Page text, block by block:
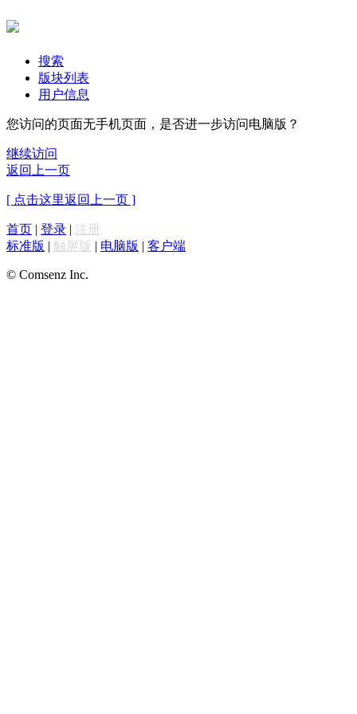
搜索
版块列表
用户信息
您访问的页面无手机页面，是否进一步访问电脑版？
继续访问
返回上一页
[ 点击这里返回上一页 ]
首页 | 登录 | 注册
标准版 | 触屏版 | 电脑版 | 客户端
© Comsenz Inc.